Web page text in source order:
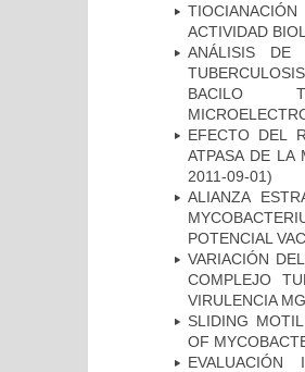
ACTIVIDAD
ANÁLISIS DE
BACILO
EFECTO DEL
ATPASA DE LA
2011-09-01)
ALIANZA
POTENCIAL
VARIACIÓN
COMPLEJO
VIRULENCIA
SLIDING
OF